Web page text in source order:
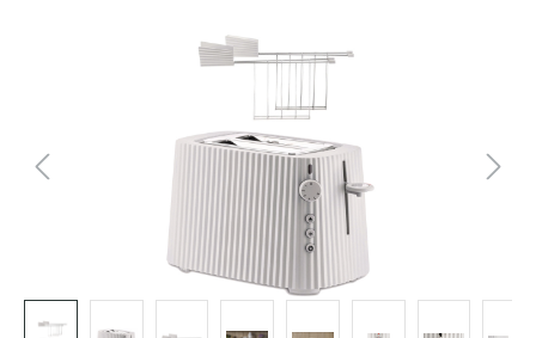
Bildergalerie überspringen